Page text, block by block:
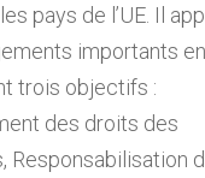
pays de l’UE. Il
importants en
trois objectifs :
des droits des
Responsabilisation